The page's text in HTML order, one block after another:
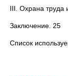
III. Охрана труда
Заключение. 25
Список